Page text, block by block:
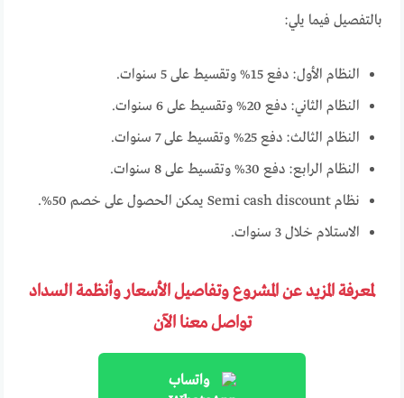
بالتفصيل فيما يلي:
النظام الأول: دفع 15% وتقسيط على 5 سنوات.
النظام الثاني: دفع 20% وتقسيط على 6 سنوات.
النظام الثالث: دفع 25% وتقسيط على 7 سنوات.
النظام الرابع: دفع 30% وتقسيط على 8 سنوات.
نظام Semi cash discount يمكن الحصول على خصم 50%.
الاستلام خلال 3 سنوات.
لمعرفة المزيد عن المشروع وتفاصيل الأسعار وأنظمة السداد
تواصل معنا الآن
واتساب